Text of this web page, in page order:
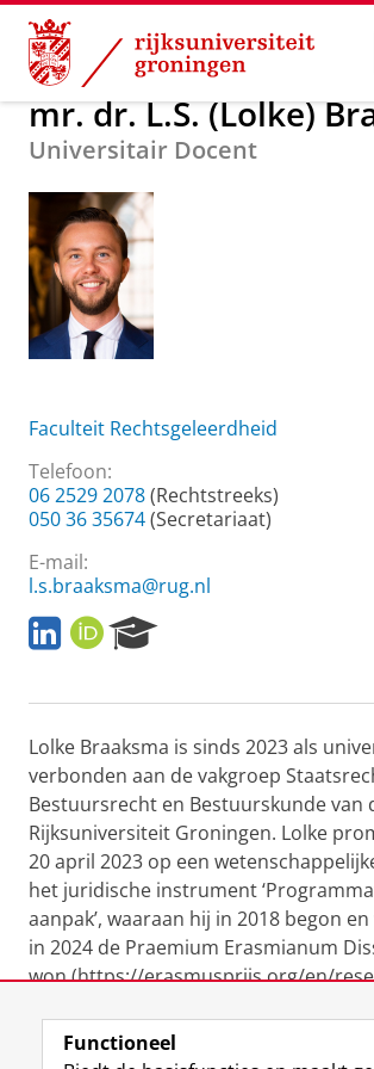
Skip
Content
Skip
Navigation
Over ons mr. dr. L.S. (Lolke)
mr. dr. L.S. (Lolke)
Universitair Docent
Faculteit Rechtsgeleerdheid
Telefoon:
06 2529 2078(Rechtstreeks)
050 36 35674(Secretariaat)
E-mail:
l.s.braaksma@rug.nl
L
i
k
d
i
n
O
R
I
e
r
c
h
P
o
r
t
a
l
Lolke Braaksma is sinds 2023 als
verbonden aan de vakgroep
Bestuursrecht en Bestuurskunde van
Rijksuniversiteit Groningen. Lolke
20 april 2023 op een
het juridische instrument
aanpak’, waaraan hij in 2018 begon
in 2024 de Praemium Erasmianum
won (https://erasmusprijs.org/en/
Laatst gewijzigd: 02 december 2024
Functioneel